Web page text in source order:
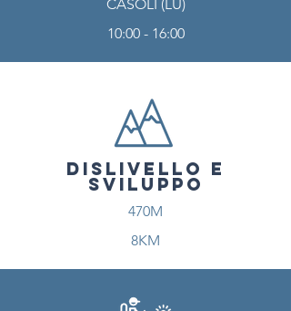
CASOLI (LU)
10:00 - 16:00
DISLIVELLO E
SVILUPPO
470M
8KM